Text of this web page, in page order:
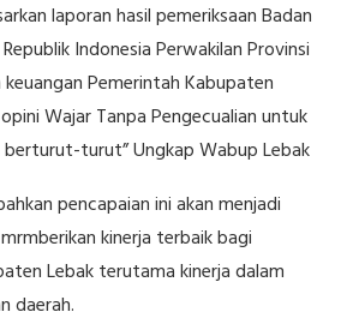
laporan hasil pemeriksaan Badan
Indonesia Perwakilan Provinsi
Pemerintah Kabupaten
Wajar Tanpa Pengecualian untuk
turut” Ungkap Wabup Lebak
pencapaian ini akan menjadi
kinerja terbaik bagi
Lebak terutama kinerja dalam
daerah.